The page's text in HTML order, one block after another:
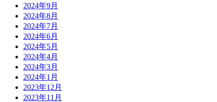
2024年9月
2024年8月
2024年7月
2024年6月
2024年5月
2024年4月
2024年3月
2024年1月
2023年12月
2023年11月